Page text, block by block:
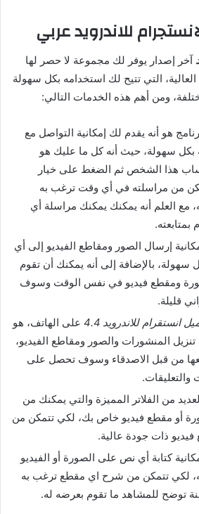
للاندرويد عربي
آخر إصدار يوفر لك مجموعة لا حصر لها
التي تتيح لك استخدامه بكل سهولة
ومن أهم هذه الخدمات التالي:
هو أنه يقدم لك إمكانية التواصل مع
سهولة، حيث أنه كل ما عليك هو
هذا الشخص ثم الضغط على خيار
من مراسلته في أي وقت ترغب به
مع العلم أنه يمكنك يمكنك مراسلة أي
إرسال الصور ومقاطع الفيديو إلى أي
بالإضافة إلى أنه يمكنك أن تقوم
ومقطع فيديو في نفس الوقت وسوف
قليلة.
انستقرام للاندرويد 4.4
على الهاتف، هو
تنزيل المنشورات والصور ومقاطع الفيديو،
من قبل الاصدقاء وسوف تحصل على
والتعليقات.
من الفلاتر المميزة والتي يمكنك من
أو مقطع فيديو خاص بك، لكي تتمكن من
ذات جودة عالية.
كتابة أي نص على الصورة أو الفيديو
لكي تتمكن من شرح اي مقطع ترغب به
توضح للمشاهد ما تقوم بعرضه له.